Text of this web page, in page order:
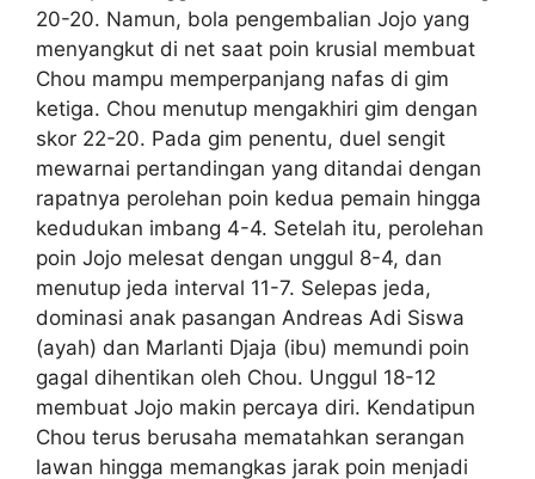
20-20. Namun, bola pengembalian Jojo yang
menyangkut di net saat poin krusial membuat
Chou mampu memperpanjang nafas di gim
ketiga. Chou menutup mengakhiri gim dengan
skor 22-20. Pada gim penentu, duel sengit
mewarnai pertandingan yang ditandai dengan
rapatnya perolehan poin kedua pemain hingga
kedudukan imbang 4-4. Setelah itu, perolehan
poin Jojo melesat dengan unggul 8-4, dan
menutup jeda interval 11-7. Selepas jeda,
dominasi anak pasangan Andreas Adi Siswa
(ayah) dan Marlanti Djaja (ibu) memundi poin
gagal dihentikan oleh Chou. Unggul 18-12
membuat Jojo makin percaya diri. Kendatipun
Chou terus berusaha mematahkan serangan
lawan hingga memangkas jarak poin menjadi